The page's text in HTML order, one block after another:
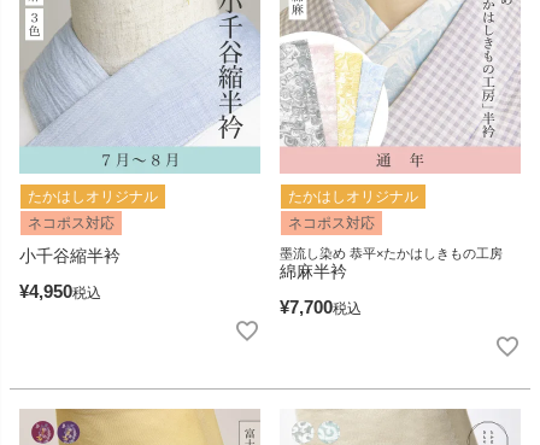
たかはしオリジナル
ネコポス対応
小千谷縮半衿
¥4,950税込
たかはしオリジナル
ネコポス対応
墨流し染め 恭平×たかはしきもの工房
綿麻半衿
¥7,700税込